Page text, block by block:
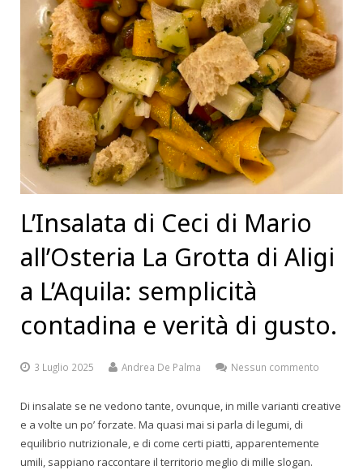
cosa CUCINARE
dove ANDARE
Punti di vista e approfondimenti
Contatti
L’Insalata di Ceci di Mario
all’Osteria La Grotta di Aligi
a L’Aquila: semplicità
contadina e verità di gusto.
3 Luglio 2025 Andrea De Palma Nessun commento
Di insalate se ne vedono tante, ovunque, in mille varianti creative
e a volte un po’ forzate. Ma quasi mai si parla di legumi, di
equilibrio nutrizionale, e di come certi piatti, apparentemente
umili, sappiano raccontare il territorio meglio di mille slogan.